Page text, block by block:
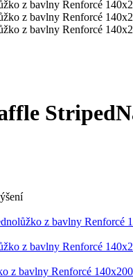
Striped
z bavlny
z bavlny Renforcé
z bavlny Renforcé